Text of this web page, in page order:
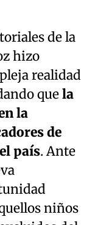
de la
hizo
realidad
quela
la
de
país. Ante
niños